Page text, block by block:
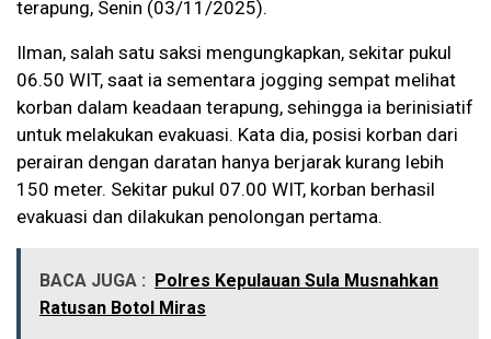
terapung, Senin (03/11/2025).
Ilman, salah satu saksi mengungkapkan, sekitar pukul
06.50 WIT, saat ia sementara jogging sempat melihat
korban dalam keadaan terapung, sehingga ia berinisiatif
untuk melakukan evakuasi. Kata dia, posisi korban dari
perairan dengan daratan hanya berjarak kurang lebih
150 meter. Sekitar pukul 07.00 WIT, korban berhasil
evakuasi dan dilakukan penolongan pertama.
BACA JUGA :
Polres Kepulauan Sula Musnahkan
Ratusan Botol Miras